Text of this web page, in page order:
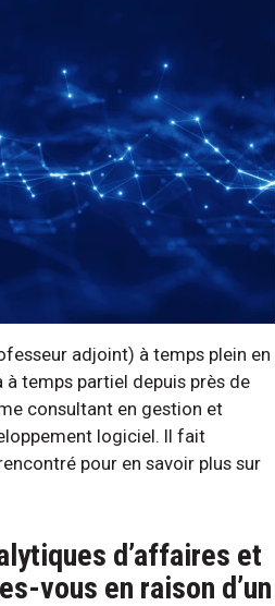
adjoint) à temps plein en
temps partiel depuis près de
consultant en gestion et
logiciel. Il fait
pour en savoir plus sur
d’affaires et
vous en raison d’un